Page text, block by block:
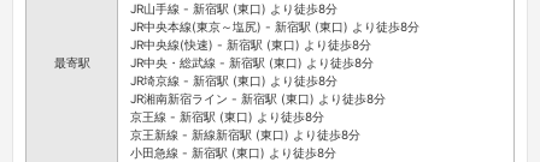
最寄駅
JR山手線 - 新宿駅 (東口) より徒歩8分
JR中央本線(東京～塩尻) - 新宿駅 (東口) より徒歩8分
JR中央線(快速) - 新宿駅 (東口) より徒歩8分
JR中央・総武線 - 新宿駅 (東口) より徒歩8分
JR埼京線 - 新宿駅 (東口) より徒歩8分
JR湘南新宿ライン - 新宿駅 (東口) より徒歩8分
京王線 - 新宿駅 (東口) より徒歩8分
京王新線 - 新線新宿駅 (東口) より徒歩8分
小田急線 - 新宿駅 (東口) より徒歩8分